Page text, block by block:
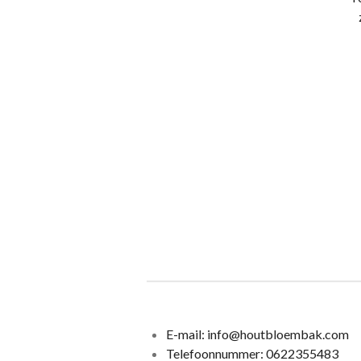
E-mail: info@houtbloembak.com
Telefoonnummer: 0622355483